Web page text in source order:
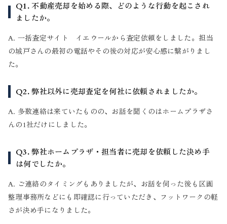
Q1. 不動産売却を始める際、どのような行動を起こされ
ましたか。
A. 一括査定サイト イエウールから査定依頼をしました。担当
の城戸さんの最初の電話やその後の対応が安心感に繋がりまし
た。
Q2. 弊社以外に売却査定を何社に依頼されましたか。
A. 多数連絡は来ていたものの、お話を聞くのはホームプラザさ
んの1社だけにしました。
Q3. 弊社ホームプラザ・担当者に売却を依頼した決め手
は何でしたか。
A. ご連絡のタイミングもありましたが、お話を伺った後も区画
整理事務所などにも即確認に行っていただき、フットワークの軽
さが決め手になりました。